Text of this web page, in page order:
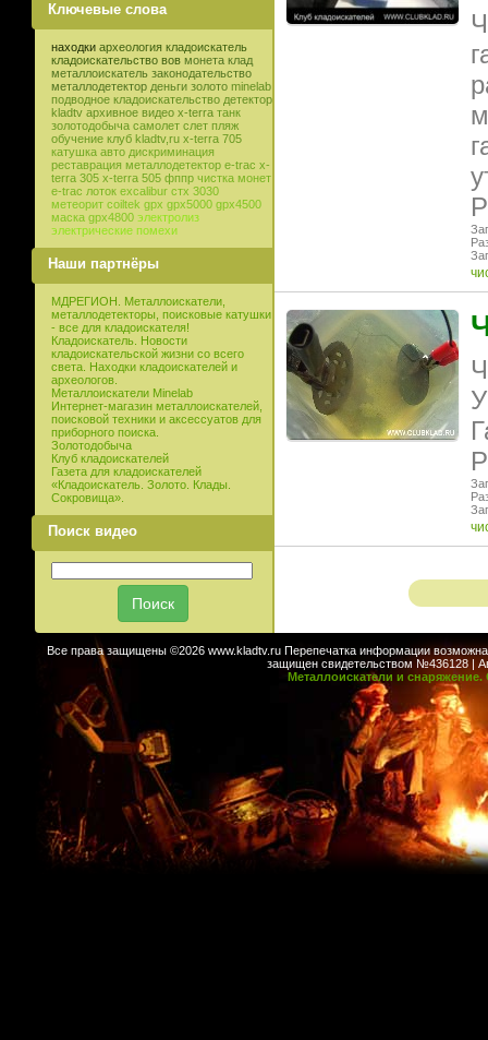
Ключевые слова
находки археология кладоискатель
кладоискательство вов монета клад
металлоискатель законодательство
металлодетектор деньги золото minelab
подводное кладоискательство детектор
kladtv архивное видео x-terra танк
золотодобыча самолет слет пляж
обучение клуб kladtv,ru x-terra 705
катушка авто дискриминация
реставрация металлодетектор e-trac x-
terra 305 x-terra 505 фппр чистка монет
e-trac лоток excalibur стх 3030
метеорит coiltek gpx gpx5000 gpx4500
маска gpx4800 электролиз
электрические помехи
Наши партнёры
МДРЕГИОН. Металлоискатели,
металлодетекторы, поисковые катушки
- все для кладоискателя!
Кладоискатель. Новости
кладоискательской жизни со всего
света. Находки кладоискателей и
археологов.
Металлоискатели Minelab
Интернет-магазин металлоискателей,
поисковой техники и аксессуатов для
приборного поиска.
Золотодобыча
Клуб кладоискателей
Газета для кладоискателей
«Кладоискатель. Золото. Клады.
Сокровища».
Поиск видео
Все права защищены ©2026 www.kladtv.ru Перепечатка информации возможна
защищен свидетельством №436128 |
Металлоискатели и